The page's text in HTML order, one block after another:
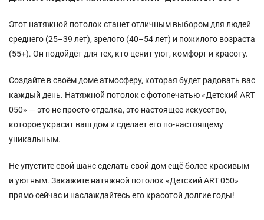
Этот натяжной потолок станет отличным выбором для людей
среднего (25–39 лет), зрелого (40–54 лет) и пожилого возраста
(55+). Он подойдёт для тех, кто ценит уют, комфорт и красоту.
Создайте в своём доме атмосферу, которая будет радовать вас
каждый день. Натяжной потолок с фотопечатью «Детский ART
050» — это не просто отделка, это настоящее искусство,
которое украсит ваш дом и сделает его по-настоящему
уникальным.
Не упустите свой шанс сделать свой дом ещё более красивым
и уютным. Закажите натяжной потолок «Детский ART 050»
прямо сейчас и наслаждайтесь его красотой долгие годы!